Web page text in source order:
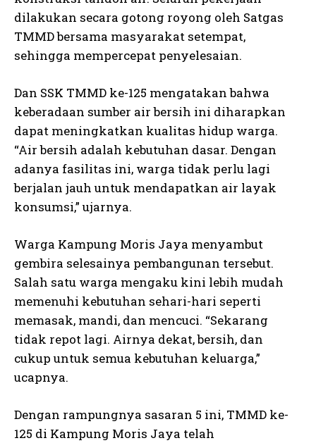
dilakukan secara gotong royong oleh Satgas
TMMD bersama masyarakat setempat,
sehingga mempercepat penyelesaian.
Dan SSK TMMD ke-125 mengatakan bahwa
keberadaan sumber air bersih ini diharapkan
dapat meningkatkan kualitas hidup warga.
“Air bersih adalah kebutuhan dasar. Dengan
adanya fasilitas ini, warga tidak perlu lagi
berjalan jauh untuk mendapatkan air layak
konsumsi,” ujarnya.
Warga Kampung Moris Jaya menyambut
gembira selesainya pembangunan tersebut.
Salah satu warga mengaku kini lebih mudah
memenuhi kebutuhan sehari-hari seperti
memasak, mandi, dan mencuci. “Sekarang
tidak repot lagi. Airnya dekat, bersih, dan
cukup untuk semua kebutuhan keluarga,”
ucapnya.
Dengan rampungnya sasaran 5 ini, TMMD ke-
125 di Kampung Moris Jaya telah